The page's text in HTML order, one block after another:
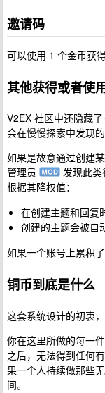
邀请码
可以使用 1 个金币获
其他获得或者使
V2EX 社区中还隐藏
会在慢慢探索中发现的
如果是故意通过创建
管理员
发现此类
根据其降权值：
在创建主题和回复
创建的主题会被自
如果一个账号上累积
铜币到底是什么
这套系统设计的初衷
你在这里所做的每一
之后，无法得到任何
果一个人持续做那些
间。